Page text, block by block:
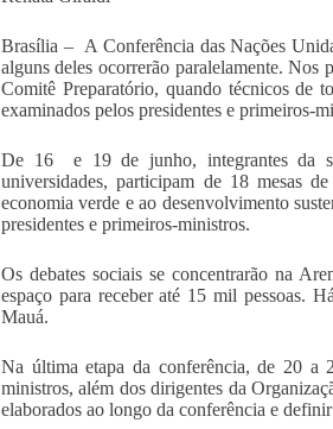
Brasília – A Conferência das Nações
alguns deles ocorrerão paralelamente. Nos
Comitê Preparatório, quando técnicos de
examinados pelos presidentes e primeiros-
De 16 e 19 de junho, integrantes da
universidades, participam de 18 mesas
economia verde e ao desenvolvimento
presidentes e primeiros-ministros.
Os debates sociais se concentrarão na
espaço para receber até 15 mil pessoas.
Mauá.
Na última etapa da conferência, de 20 a
ministros, além dos dirigentes da
elaborados ao longo da conferência e